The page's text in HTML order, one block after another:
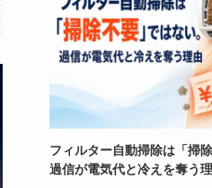
フィルター自動掃除は「掃
過信が電気代と冷えを奪う